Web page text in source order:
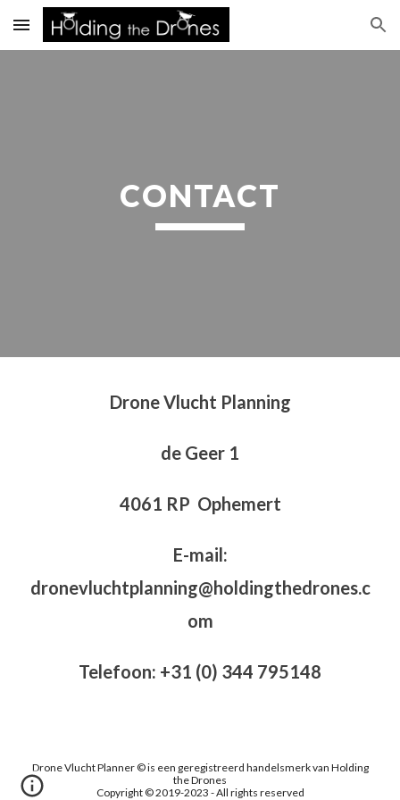
Skip to main content Skip to navigation
CONTACT
Drone Vlucht Planning
de Geer 1
4061 RP Ophemert
E-mail:
dronevluchtplanning@holdingthedrones.c
om
Telefoon: +31 (0) 344 795148
Drone Vlucht Planner © is een geregistreerd handelsmerk van Holding
the Drones
Copyright © 2019-2023 - All rights reserved